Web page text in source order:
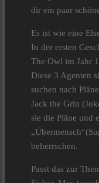
dir ein paar
Es ist wie eine
In der ersten
The Owl im Jahr
Diese 3 Agenten
suchen nach
Jack the Grin
sie die Pläne und
beherrschen.
Passt das zur